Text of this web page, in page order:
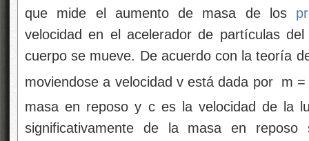
que mide el aumento de masa de los
velocidad en el acelerador de partículas
cuerpo se mueve. De acuerdo con la teoría
moviendose a velocidad v está dada por m =
masa en reposo y c es la velocidad de la
significativamente de la masa en